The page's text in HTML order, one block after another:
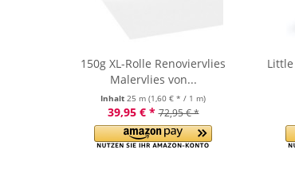
150g XL-Rolle Renoviervlies
Malervlies von...
Inhalt 25 m (1,60 € * / 1 m)
39,95 € * 72,95 € *